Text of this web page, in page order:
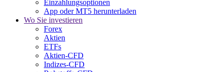
Einzahlungsoptionen
App oder MT5 herunterladen
Wo Sie investieren
Forex
Aktien
ETFs
Aktien-CFD
Indizes-CFD